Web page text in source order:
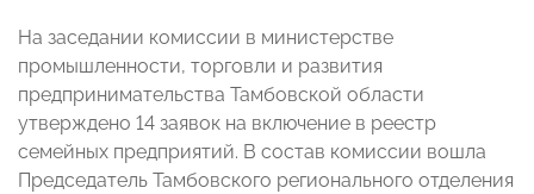
На заседании комиссии в министерстве
промышленности, торговли и развития
предпринимательства Тамбовской области
утверждено 14 заявок на включение в реестр
семейных предприятий. В состав комиссии вошла
Председатель Тамбовского регионального отделения